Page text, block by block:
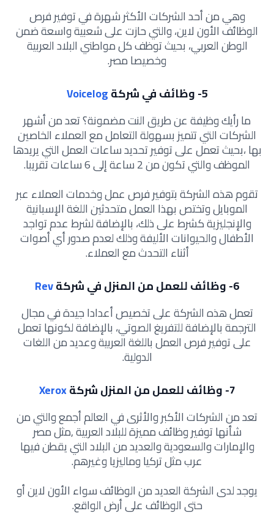
وهي من أحد الشركات الأكثر شهرة في توفير فرص
الوظائف الأون لاين، والتي حازت على شعبية واسعة ضمن
الوطن العربي، بحيث توظف كل مواطني البلاد العربية
وخصيصا مصر.
5- وظائف في شركةVoicelog
ما رأيك وظيفة عن طريق النت مضمونة؟ تعد من أشهر
الشركات التي تتميز بسهولة التعامل مع العملاء الخاصين
بها ،بحيث تعمل على توفير تحديد ساعات العمل التي يريدها
الموظف والتي تكون من 2 ساعة إلى 6 ساعات تقريبا.
تقوم هذه الشركة بتوفير فرص عمل وخدمات العملاء عبر
الموبايل وتختص بهذا العمل متحدثين اللغة الإسبانية
والإنجليزية كشرط على ذلك، بالإضافة لشرط عدم تواجد
الأطفال والحيوانات الأليفة وذلك لعدم صدور أي أصوات
أثناء التحدث مع العملاء.
6- وظائف للعمل من المنزل في شركةRev
تعمل هذه الشركة على تخصيص أعدادا جيدة في مجال
الترجمة بالإضافة للتفريغ الصوتي، بالإضافة لكونها تعمل
على توفير فرص العمل باللغة العربية وعديد من اللغات
الدولية.
7- وظائف للعمل من المنزل شركةXerox
تعد من الشركات الأكبر والأثرى في العالم أجمع والتي من
شأنها توفير وظائف مميزة للبلاد العربية ,مثل مصر
والإمارات والسعودية والعديد من البلاد التي يقطن فيها
عرب مثل تركيا وماليزيا وغيرهم.
يوجد لدى الشركة العديد من الوظائف سواء الأون لاين أو
حتى الوظائف على أرض الواقع.